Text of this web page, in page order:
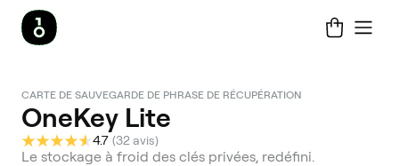
CARTE DE SAUVEGARDE DE PHRASE DE RÉCUPÉRATION
OneKey Lite
4.7 (32 avis)
Le stockage à froid des clés privées, redéfini.